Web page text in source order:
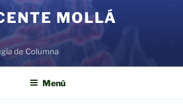
MOLLÁ
de Columna
Menú